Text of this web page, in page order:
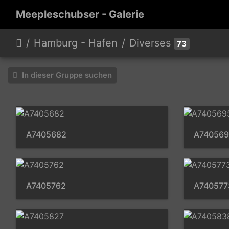
Meepleschubser - Galerie
Hamburg - Hafen Diverses 73
In dieser Gruppe suchen
A7405682
A7405762